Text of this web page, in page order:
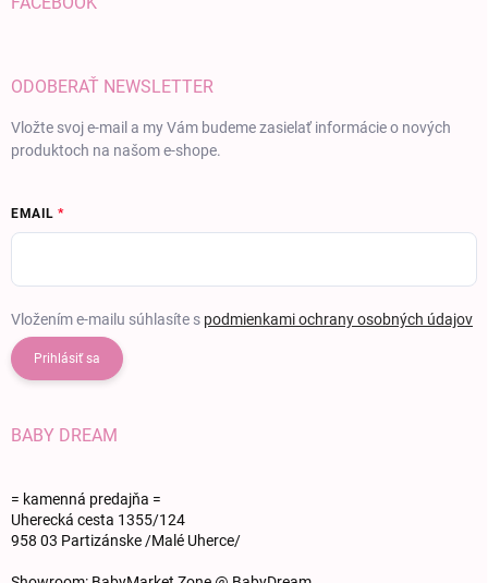
ODOBERAŤ NEWSLETTER
Vložte svoj e-mail a my Vám budeme zasielať informácie o nových
produktoch na našom e-shope.
EMAIL
Vložením e-mailu súhlasíte s podmienkami ochrany osobných údajov
Prihlásiť sa
BABY DREAM
= kamenná predajňa =
Uherecká cesta 1355/124
958 03 Partizánske /Malé Uherce/